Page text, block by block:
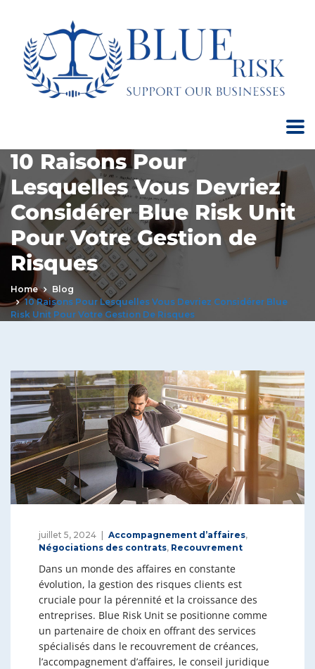
10 Raisons Pour
Lesquelles Vous Devriez
Considérer Blue Risk Unit
Pour Votre Gestion de
Risques
Home
Blog
10 Raisons Pour Lesquelles Vous Devriez Considérer Blue
Risk Unit Pour Votre Gestion De Risques
juillet 5, 2024 Accompagnement d’affaires,
Négociations des contrats, Recouvrement
Dans un monde des affaires en constante
évolution, la gestion des risques clients est
cruciale pour la pérennité et la croissance des
entreprises. Blue Risk Unit se positionne comme
un partenaire de choix en offrant des services
spécialisés dans le recouvrement de créances,
l’accompagnement d’affaires, le conseil juridique